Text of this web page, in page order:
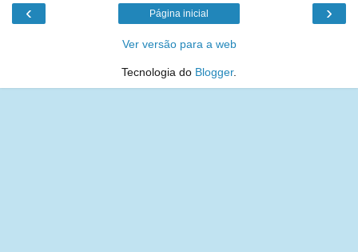
‹ ›
Página inicial
Ver versão para a web
Tecnologia do Blogger.